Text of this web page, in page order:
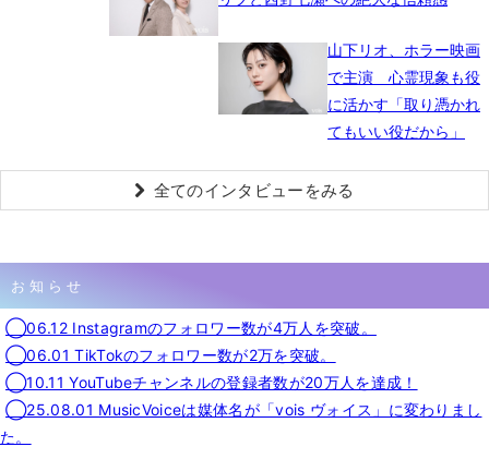
山下リオ、ホラー映画
で主演 心霊現象も役
に活かす「取り憑かれ
てもいい役だから」
全てのインタビューをみる
お知らせ
◯06.12 Instagramのフォロワー数が4万人を突破。
◯06.01 TikTokのフォロワー数が2万を突破。
◯10.11 YouTubeチャンネルの登録者数が20万人を達成！
◯25.08.01 MusicVoiceは媒体名が「vois ヴォイス」に変わりまし
た。